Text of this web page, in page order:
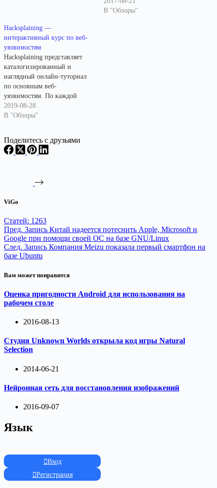
В "Обзоры"
Hacksplaining —
интерактивный курс по веб-
уязвимостям
Hacksplaining представляет
каталогизированный и
наглядный онлайн-туториал
по основным веб-
уязвимостям. По каждой
уязвимости представлено
подробное описание,
эксплуатировать и уровень ее
критичности. К каждой
эксплуатации, уязвимый код
устранению и защите. В
приведен разбор одного из…
2019-08-28
В "Обзоры"
Поделитесь с друзьями
ViGo
Статей: 1263
Пред. Запись Китай надеется потеснить Apple, Microsoft и
Google при помощи своей ОС на базе GNU/Linux
След. Запись Компания Meizu показала первый смартфон на
базе Ubuntu
Вам может понравится
Оценка пригодности Android для использования на
рабочем столе
2016-08-13
Студия Unknown Worlds открыла код игры Natural
Selection
2014-06-21
Нейронная сеть для восстановления изображений
2016-09-07
Язык
Вход
Регистрация